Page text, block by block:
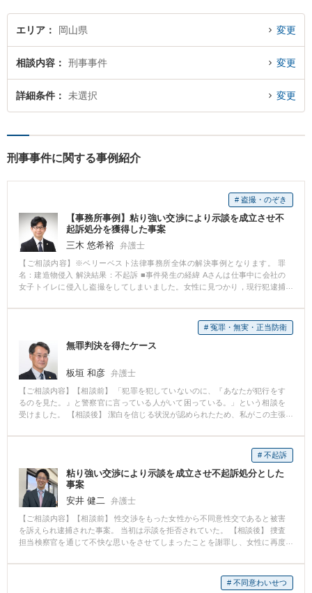
エリア 岡山県 変更
相談内容 刑事事件 変更
詳細条件 未選択 変更
刑事事件に関する事例紹介
# 盗撮・のぞき
【事務所事例】粘り強い交渉により示談を成立させ不
起訴処分を獲得した事案
三木 悠希裕 弁護士
【ご相談内容】※ベリーベスト法律事務所全体の解決事例となります。 罪
名：建造物侵入 解決結果：不起訴 ■事件発生の経緯 Aさんは仕事中に会社の
女子トイレに侵入し盗撮をしてしまいました。女性に見つかり，現行犯逮捕
撮し現行犯逮捕されたとの相談が入りました。直ちに事実関係を確認し，接
見に行きました。接見後は，勾留請求をされる前に検察官と面談をし，Aさん
を勾留する必要性が低いことなどを訴えました。無事Aさんは釈放されまし
た。 その後は，被害者の方との示談交渉に取り組みました。被害者の方は当
初示談について消極的でしたが，Aさんの謝罪の手紙などにより反省の意を伝
え，粘り強く交渉した結果，なんとか示談を成立させることができました。
最終的に，Aさんは不起訴処分となりました。 ■解決のポイント 被害者の方が
すんなりと示談を受け入れてくれることは，決して多くはありません。 本件
でも被害者の方は精神的に示談することは受け入れがたいというお気持ちで
した。そのような中でも，真摯に反省の意を伝え，粘り強く交渉を続けるこ
ことができたので，Aさんにも満足していただくことができました。 このよ
# 冤罪・無実・正当防衛
無罪判決を得たケース
板垣 和彦 弁護士
【ご相談内容】【相談前】 「犯罪を犯していないのに、『あなたが犯行をす
るのを見た。』と警察官に言っている人がいて困っている。」という相談を
受けました。 【相談後】 潔白を信じる状況が認められたため、私がこの主張
4.20)、高裁(30.10.3))。 【板垣 和彦弁護士からのコメント】 潔白である以
上、粘り強く警察と検察の捜査資料を検討すれば必ず矛盾点を見付けられ、
ご依頼者の無罪を立証できます。無罪判決を得て、ご依頼者とご家族に幸せ
を届けることができました。
# 不起訴
粘り強い交渉により示談を成立させ不起訴処分とした
事案
安井 健二 弁護士
【ご相談内容】【相談前】 性交渉をもった女性から不同意性交であると被害
を訴えられ逮捕された事案。 当初は示談を拒否されていた。 【相談後】 捜査
担当検察官を通じて不快な思いをさせてしまったことを謝罪し、女性に再度
得することとなった。 【先生のコメント】 性犯罪における示談交渉は被害者
の心情に配慮する必要があり、被疑者本人やその親族では交渉が困難なこと
がほとんどです。 また、検察官が処分をするまでの期間は非常にタイトです
# 不同意わいせつ